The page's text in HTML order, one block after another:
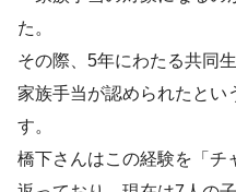
た。
その際、5年にわたる共同
家族手当が認められたとい
す。
橋下さんはこの経験を「チ